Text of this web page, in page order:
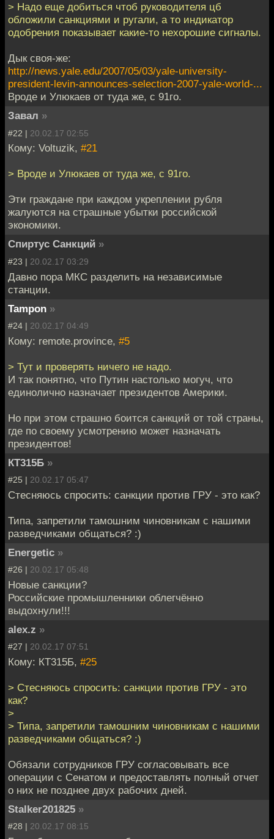
> Надо еще добиться чтоб руководителя цб
обложили санкциями и ругали, а то индикатор
одобрения показывает какие-то нехорошие сигналы.
Дык своя-же:
http://news.yale.edu/2007/05/03/yale-university-
president-levin-announces-selection-2007-yale-world-...
Вроде и Улюкаев от туда же, с 91го.
Завал »
#22 | 20.02.17 02:55
Кому: Voltuzik, #21
> Вроде и Улюкаев от туда же, с 91го.
Эти граждане при каждом укреплении рубля
жалуются на страшные убытки российской
экономики.
Спиртус Санкций »
#23 | 20.02.17 03:29
Давно пора МКС разделить на независимые
станции.
Tampon »
#24 | 20.02.17 04:49
Кому: remote.province, #5
> Тут и проверять ничего не надо.
И так понятно, что Путин настолько могуч, что
единолично назначает президентов Америки.
Но при этом страшно боится санкций от той страны,
где по своему усмотрению может назначать
президентов!
КТ315Б »
#25 | 20.02.17 05:47
Стесняюсь спросить: санкции против ГРУ - это как?
Типа, запретили тамошним чиновникам с нашими
разведчиками общаться? :)
Energetic »
#26 | 20.02.17 05:48
Новые санкции?
Российские промышленники облегчённо
выдохнули!!!
alex.z »
#27 | 20.02.17 07:51
Кому: КТ315Б, #25
> Стесняюсь спросить: санкции против ГРУ - это
как?
>
> Типа, запретили тамошним чиновникам с нашими
разведчиками общаться? :)
Обязали сотрудников ГРУ согласовывать все
операции с Сенатом и предоставлять полный отчет
о них не позднее двух рабочих дней.
Stalker201825 »
#28 | 20.02.17 08:15